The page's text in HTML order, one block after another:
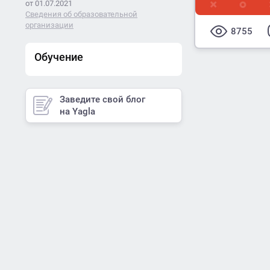
8755
от 01.07.2021
Сведения об образовательной
организации
Обучение
Заведите свой блог
на Yagla